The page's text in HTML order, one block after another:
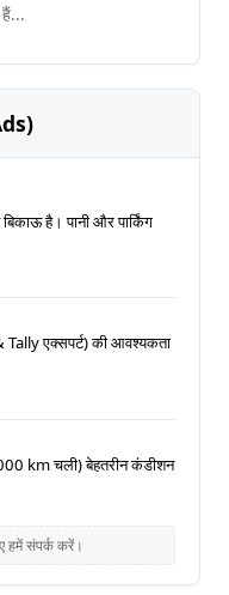
है। पानी और पार्किंग
एक्सपर्ट) की आवश्यकता
km चली) बेहतरीन कंडीशन
हमें संपर्क करें।